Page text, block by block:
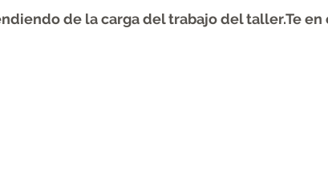
de la carga del trabajo del taller.Te